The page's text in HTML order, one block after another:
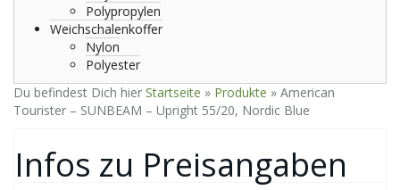
Polypropylen
Weichschalenkoffer
Nylon
Polyester
Du befindest Dich hier Startseite » Produkte » American
Tourister – SUNBEAM – Upright 55/20, Nordic Blue
Infos zu Preisangaben